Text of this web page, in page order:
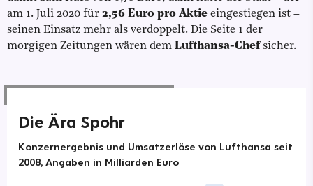
am 1. Juli 2020 für 2,56 Euro pro Aktie eingestiegen ist –
seinen Einsatz mehr als verdoppelt. Die Seite 1 der
morgigen Zeitungen wären dem Lufthansa-Chefsicher.
Die Ära Spohr
Konzernergebnis und Umsatzerlöse von Lufthansa seit
2008, Angaben in Milliarden Euro